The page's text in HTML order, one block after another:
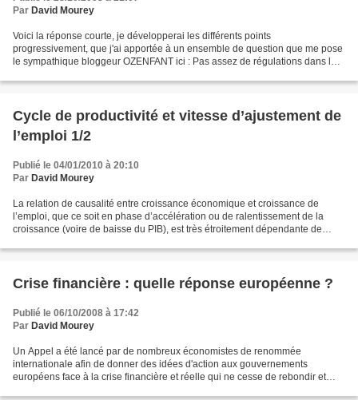
Par David Mourey
Voici la réponse courte, je développerai les différents points
progressivement, que j'ai apportée à un ensemble de question que me pose
le sympathique bloggeur OZENFANT ici : Pas assez de régulations dans les
Cycle de productivité et vitesse d’ajustement de
l’emploi 1/2
Publié le 04/01/2010 à 20:10
Par David Mourey
La relation de causalité entre croissance économique et croissance de
l’emploi, que ce soit en phase d’accélération ou de ralentissement de la
croissance (voire de baisse du PIB), est très étroitement dépendante de
Crise financière : quelle réponse européenne ?
Publié le 06/10/2008 à 17:42
Par David Mourey
Un Appel a été lancé par de nombreux économistes de renommée
internationale afin de donner des idées d'action aux gouvernements
européens face à la crise financière et réelle qui ne cesse de rebondir et